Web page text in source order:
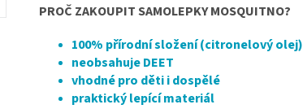
PROČ ZAKOUPIT SAMOLEPKY MOSQUITNO?
100% přírodní složení (citronelový olej)
neobsahuje DEET
vhodné pro děti i dospělé
praktický lepící materiál